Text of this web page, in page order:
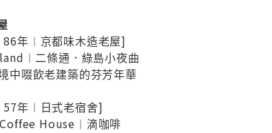
年︱京都味木造老屋]
二條通．綠島小夜曲
中啜飲老建築的芬芳年華
年︱日式老宿舍]
House︱滴咖啡